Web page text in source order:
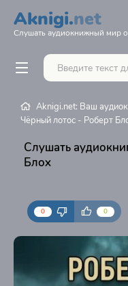
Aknigi.net
Слушать аудиокнижный мир
Aknigi.net: Ваш
Чёрный лотос - Роберт
Слушать
Блох
0 0